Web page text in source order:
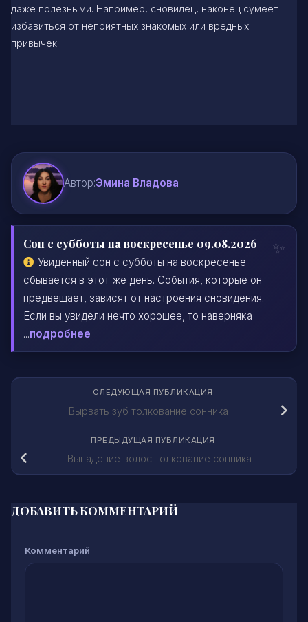
даже полезными. Например, сновидец, наконец сумеет
избавиться от неприятных знакомых или вредных
привычек.
Автор:Эмина Владова
Сон с субботы на воскресенье 09.08.2026
Увиденный сон с субботы на воскресенье
сбывается в этот же день. События, которые он
предвещает, зависят от настроения сновидения.
Если вы увидели нечто хорошее, то наверняка
...подробнее
СЛЕДУЮЩАЯ ПУБЛИКАЦИЯ
Вырвать зуб толкование сонника
ПРЕДЫДУЩАЯ ПУБЛИКАЦИЯ
Выпадение волос толкование сонника
ДОБАВИТЬ КОММЕНТАРИЙ
Комментарий